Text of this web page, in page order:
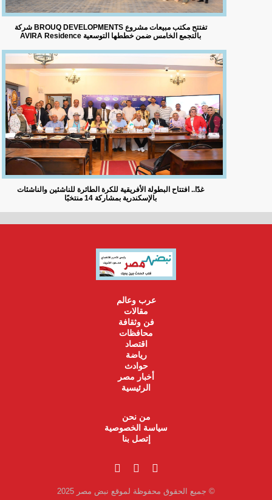
شركة BROUQ DEVELOPMENTS تفتتح مكتب مبيعات مشروع
AVIRA Residence بالتجمع الخامس ضمن خططها التوسعية
غدًا.. افتتاح البطولة الأفريقية للكرة الطائرة للناشئين والناشئات
بالإسكندرية بمشاركة 14 منتخبًا
عرب وعالم
مقالات
فن وثقافة
محافظات
اقتصاد
رياضة
حوادث
أخبار مصر
الرئيسية
من نحن
سياسة الخصوصية
إتصل بنا
© جميع الحقوق محفوظة لموقع نبض مصر 2025